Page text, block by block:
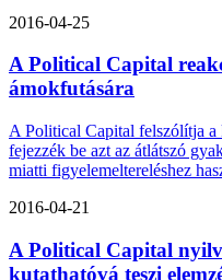
2016-04-25
A Political Capital
ámokfutására
A Political Capital felszólítja
fejezzék be azt az átlátszó
miatti figyelemeltereléshez
2016-04-21
A Political Capital
kutathatóvá teszi